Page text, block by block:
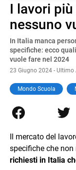
I lavori
nessuno
In Italia manca
specifiche: ecco
vuole fare nel 2024
23 Giugno 2024 -
Mondo Scuola
Il mercato del
specifiche che non
richiesti in Italia